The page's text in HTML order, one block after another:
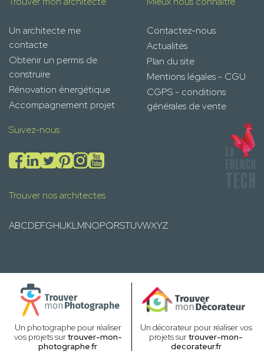
Un architecte me
contacte
Obtenir un permis de
construire
Rénovation énergétique
Accompagnement projet
Contactez-nous
Actualités
Plan du site
Mentions légales - CGU
CGPS - conditions
générales de vente
Suivez-nous
Trouver nos architectes
ABCDEFGHIJKLMNOPQRSTUVWXYZ
Un photographe pour réaliser
vos projets surtrouver-mon-
photographe.fr
Un décorateur pour réaliser vos
projets surtrouver-mon-
decorateur.fr